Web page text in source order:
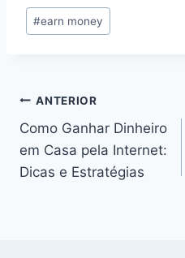
Tags
do
#earn money
Navegação
de
Post
ANTERIOR
Como Ganhar Dinheiro
em Casa pela Internet:
Dicas e Estratégias